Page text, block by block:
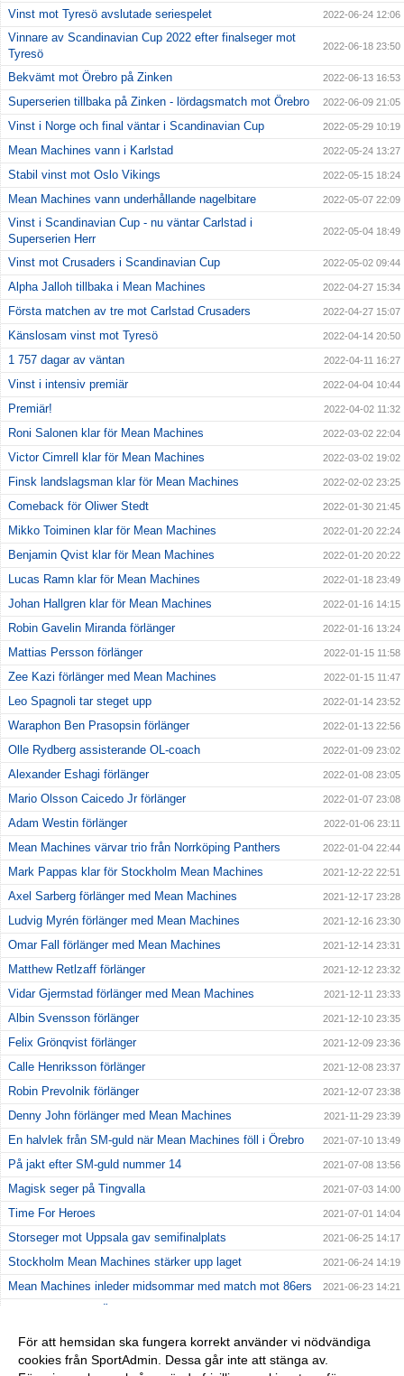
Vinst mot Tyresö avslutade seriespelet 2022-06-24 12:06
Vinnare av Scandinavian Cup 2022 efter finalseger mot
Tyresö
2022-06-18 23:50
Bekvämt mot Örebro på Zinken 2022-06-13 16:53
Superserien tillbaka på Zinken - lördagsmatch mot Örebro 2022-06-09 21:05
Vinst i Norge och final väntar i Scandinavian Cup 2022-05-29 10:19
Mean Machines vann i Karlstad 2022-05-24 13:27
Stabil vinst mot Oslo Vikings 2022-05-15 18:24
Mean Machines vann underhållande nagelbitare 2022-05-07 22:09
Vinst i Scandinavian Cup - nu väntar Carlstad i
Superserien Herr
2022-05-04 18:49
Vinst mot Crusaders i Scandinavian Cup 2022-05-02 09:44
Alpha Jalloh tillbaka i Mean Machines 2022-04-27 15:34
Första matchen av tre mot Carlstad Crusaders 2022-04-27 15:07
Känslosam vinst mot Tyresö 2022-04-14 20:50
1 757 dagar av väntan 2022-04-11 16:27
Vinst i intensiv premiär 2022-04-04 10:44
Premiär! 2022-04-02 11:32
Roni Salonen klar för Mean Machines 2022-03-02 22:04
Victor Cimrell klar för Mean Machines 2022-03-02 19:02
Finsk landslagsman klar för Mean Machines 2022-02-02 23:25
Comeback för Oliwer Stedt 2022-01-30 21:45
Mikko Toiminen klar för Mean Machines 2022-01-20 22:24
Benjamin Qvist klar för Mean Machines 2022-01-20 20:22
Lucas Ramn klar för Mean Machines 2022-01-18 23:49
Johan Hallgren klar för Mean Machines 2022-01-16 14:15
Robin Gavelin Miranda förlänger 2022-01-16 13:24
Mattias Persson förlänger 2022-01-15 11:58
Zee Kazi förlänger med Mean Machines 2022-01-15 11:47
Leo Spagnoli tar steget upp 2022-01-14 23:52
Waraphon Ben Prasopsin förlänger 2022-01-13 22:56
Olle Rydberg assisterande OL-coach 2022-01-09 23:02
Alexander Eshagi förlänger 2022-01-08 23:05
Mario Olsson Caicedo Jr förlänger 2022-01-07 23:08
Adam Westin förlänger 2022-01-06 23:11
Mean Machines värvar trio från Norrköping Panthers 2022-01-04 22:44
Mark Pappas klar för Stockholm Mean Machines 2021-12-22 22:51
Axel Sarberg förlänger med Mean Machines 2021-12-17 23:28
Ludvig Myrén förlänger med Mean Machines 2021-12-16 23:30
Omar Fall förlänger med Mean Machines 2021-12-14 23:31
Matthew Retlzaff förlänger 2021-12-12 23:32
Vidar Gjermstad förlänger med Mean Machines 2021-12-11 23:33
Albin Svensson förlänger 2021-12-10 23:35
Felix Grönqvist förlänger 2021-12-09 23:36
Calle Henriksson förlänger 2021-12-08 23:37
Robin Prevolnik förlänger 2021-12-07 23:38
Denny John förlänger med Mean Machines 2021-11-29 23:39
En halvlek från SM-guld när Mean Machines föll i Örebro 2021-07-10 13:49
På jakt efter SM-guld nummer 14 2021-07-08 13:56
Magisk seger på Tingvalla 2021-07-03 14:00
Time For Heroes 2021-07-01 14:04
Storseger mot Uppsala gav semifinalplats 2021-06-25 14:17
Stockholm Mean Machines stärker upp laget 2021-06-24 14:19
Mean Machines inleder midsommar med match mot 86ers 2021-06-23 14:21
Första matchen av två på Behrn Arena 2021-06-17 14:25
Jämn premiärseger mot Crusaders 2021-06-13 14:27
För att hemsidan ska fungera korrekt använder vi nödvändiga
cookies från SportAdmin. Dessa går inte att stänga av.